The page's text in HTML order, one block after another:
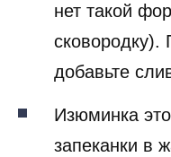
нет такой
сковородку).
добавьте
Изюминка
запеканки в